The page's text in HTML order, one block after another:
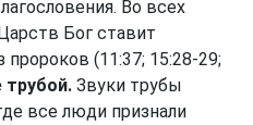
Во всех
Бог ставит
(11:37; 15:28-29;
трубой. Звуки трубы
все люди признали